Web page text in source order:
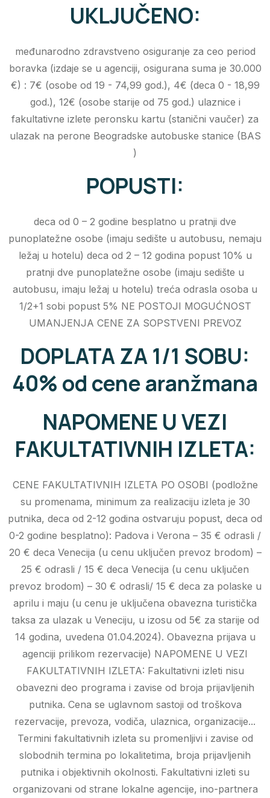
UKLJUČENO:
međunarodno zdravstveno osiguranje za ceo period
boravka (izdaje se u agenciji, osigurana suma je 30.000
€) : 7€ (osobe od 19 - 74,99 god.), 4€ (deca 0 - 18,99
god.), 12€ (osobe starije od 75 god.) ulaznice i
fakultativne izlete peronsku kartu (stanični vaučer) za
ulazak na perone Beogradske autobuske stanice (BAS
)
POPUSTI:
deca od 0 – 2 godine besplatno u pratnji dve
punoplatežne osobe (imaju sedište u autobusu, nemaju
ležaj u hotelu) deca od 2 – 12 godina popust 10% u
pratnji dve punoplatežne osobe (imaju sedište u
autobusu, imaju ležaj u hotelu) treća odrasla osoba u
1/2+1 sobi popust 5% NE POSTOJI MOGUĆNOST
UMANJENJA CENE ZA SOPSTVENI PREVOZ
DOPLATA ZA 1/1 SOBU:
40% od cene aranžmana
NAPOMENE U VEZI
FAKULTATIVNIH IZLETA:
CENE FAKULTATIVNIH IZLETA PO OSOBI (podložne
su promenama, minimum za realizaciju izleta je 30
putnika, deca od 2-12 godina ostvaruju popust, deca od
0-2 godine besplatno): Padova i Verona – 35 € odrasli /
20 € deca Venecija (u cenu uključen prevoz brodom) –
25 € odrasli / 15 € deca Venecija (u cenu uključen
prevoz brodom) – 30 € odrasli/ 15 € deca za polaske u
aprilu i maju (u cenu je uključena obavezna turistička
taksa za ulazak u Veneciju, u izosu od 5€ za starije od
14 godina, uvedena 01.04.2024). Obavezna prijava u
agenciji prilikom rezervacije) NAPOMENE U VEZI
FAKULTATIVNIH IZLETA: Fakultativni izleti nisu
obavezni deo programa i zavise od broja prijavljenih
putnika. Cena se uglavnom sastoji od troškova
rezervacije, prevoza, vodiča, ulaznica, organizacije...
Termini fakultativnih izleta su promenljivi i zavise od
slobodnih termina po lokalitetima, broja prijavljenih
putnika i objektivnih okolnosti. Fakultativni izleti su
organizovani od strane lokalne agencije, ino-partnera